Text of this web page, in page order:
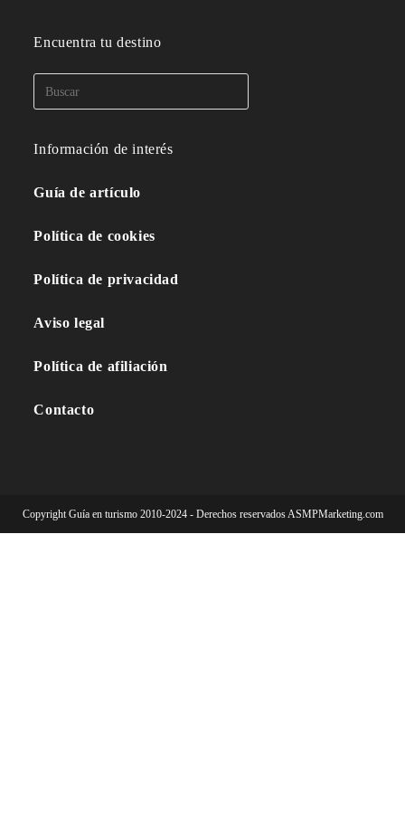
Encuentra tu destino
Información de interés
Guía de artículo
Política de cookies
Política de privacidad
Aviso legal
Política de afiliación
Contacto
Copyright Guía en turismo 2010-2024 - Derechos reservados ASMPMarketing.com